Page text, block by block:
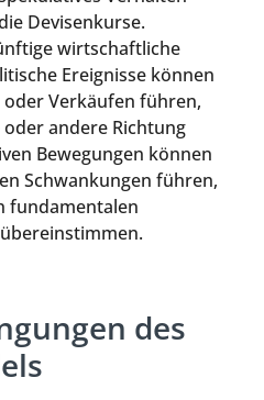
Devisenkurse.
wirtschaftliche
Ereignisse können
Verkäufen führen,
andere Richtung
Bewegungen können
Schwankungen führen,
fundamentalen
des